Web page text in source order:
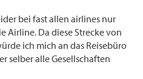
bei fast allen airlines nur
Airline. Da diese Strecke von
ich mich an das Reisebüro
selber alle Gesellschaften